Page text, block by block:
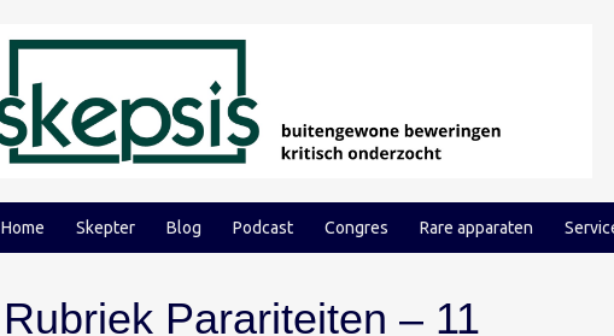
Home Skepter Blog Podcast Congres Rare apparaten
Rubriek Parariteiten – 11